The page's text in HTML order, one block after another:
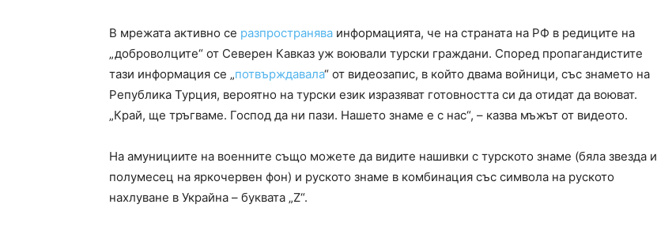
В мрежата активно се разпространява информацията, че на страната на РФ в редиците на
„доброволците“ от Северен Кавказ уж воювали турски граждани. Според пропагандистите
тази информация се „потвърждавала“ от видеозапис, в който двама войници, със знамето на
Република Турция, вероятно на турски език изразяват готовността си да отидат да воюват.
„Край, ще тръгваме. Господ да ни пази. Нашето знаме е с нас“, – казва мъжът от видеото.
На амунициите на военните също можете да видите нашивки с турското знаме (бяла звезда и
полумесец на яркочервен фон) и руското знаме в комбинация със символа на руското
нахлуване в Украйна – буквата „Z“.